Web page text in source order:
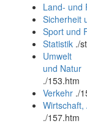
und
Land- und
Sicherheit
Sport und
Statistik ./
Umwelt
und Natur
./153.htm
Verkehr ./
Wirtschaft,
./157.htm